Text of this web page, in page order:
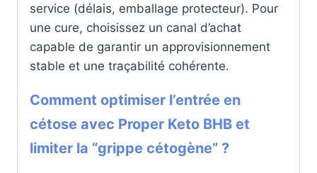
service (délais, emballage protecteur). Pour
une cure, choisissez un canal d’achat
capable de garantir un approvisionnement
stable et une traçabilité cohérente.
Comment optimiser l’entrée en
cétose avec Proper Keto BHB et
limiter la “grippe cétogène” ?